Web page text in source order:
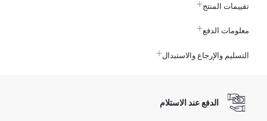
تقييمات المنتج
معلومات الدفع
التسليم والإرجاع والاستبدال
الدفع عند الاستلام